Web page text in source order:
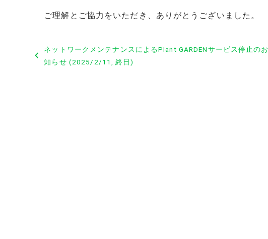
ご理解とご協力をいただき、ありがとうございました。
稿
ネットワークメンテナンスによるPlant GARDENサービス停止のお
知らせ (2025/2/11, 終日)